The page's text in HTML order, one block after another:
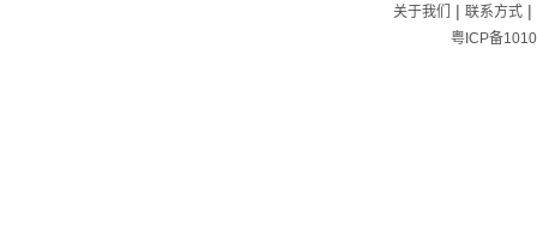
关于我们 | 联系方式|
粤ICP备